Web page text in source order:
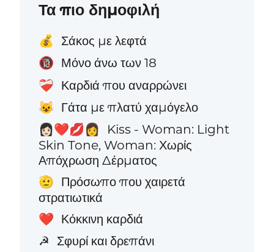
Τα πιο δημοφιλή
💰 Σάκος με λεφτά
🔞 Μόνο άνω των 18
❤️‍🩹 Καρδιά που αναρρώνει
😺 Γάτα με πλατύ χαμόγελο
👩🏻‍❤️‍💋‍👩
Kiss - Woman: Light
Skin Tone, Woman: Χωρίς
Απόχρωση Δέρματος
🫡 Πρόσωπο που χαιρετά
στρατιωτικά
❤️ Κόκκινη καρδιά
☭ Σφυρί και δρεπάνι